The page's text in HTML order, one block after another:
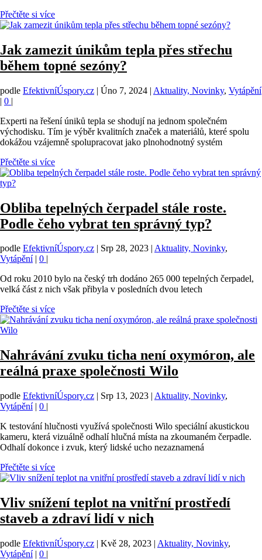
Přečtěte si více
Jak zamezit únikům tepla přes střechu
během topné sezóny?
podle EfektivníÚspory.cz | Úno 7, 2024 | Aktuality, Novinky, Vytápění
| 0 |
Experti na řešení úniků tepla se shodují na jednom společném
východisku. Tím je výběr kvalitních značek a materiálů, které spolu
dokážou vzájemně spolupracovat jako plnohodnotný systém
Přečtěte si více
Obliba tepelných čerpadel stále roste.
Podle čeho vybrat ten správný typ?
podle EfektivníÚspory.cz Srp 28, 2023 Aktuality, Novinky,
Vytápění
0
Od roku 2010 bylo na český trh dodáno 265 000 tepelných čerpadel,
velká část z nich však přibyla v posledních dvou letech
Přečtěte si více
Nahrávání zvuku ticha není oxymóron, ale
reálná praxe společnosti Wilo
podle EfektivníÚspory.cz | Srp 13, 2023 | Aktuality, Novinky,
Vytápění| 0 |
K testování hlučnosti využívá společnosti Wilo speciální akustickou
kameru, která vizuálně odhalí hlučná místa na zkoumaném čerpadle.
Odhalí dokonce i zvuk, který lidské ucho nezaznamená
Přečtěte si více
Vliv snížení teplot na vnitřní prostředí
staveb a zdraví lidí v nich
podle EfektivníÚspory.cz | Kvě 28, 2023 | Aktuality, Novinky,
Vytápění| 0 |